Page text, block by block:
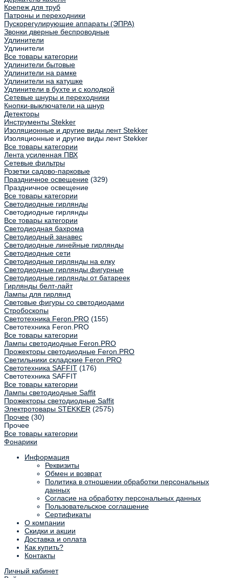
Крепеж для труб
Патроны и переходники
Пускорегулирующие аппараты (ЭПРА)
Звонки дверные беспроводные
Удлинители
Удлинители
Все товары категории
Удлинители бытовые
Удлинители на рамке
Удлинители на катушке
Удлинители в бухте и с колодкой
Сетевые шнуры и переходники
Кнопки-выключатели на шнур
Детекторы
Инструменты Stekker
Изоляционные и другие виды лент Stekker
Изоляционные и другие виды лент Stekker
Все товары категории
Лента усиленная ПВХ
Сетевые фильтры
Розетки садово-парковые
Праздничное освещение (329)
Праздничное освещение
Все товары категории
Светодиодные гирлянды
Светодиодные гирлянды
Все товары категории
Светодиодная бахрома
Светодиодный занавес
Светодиодные линейные гирлянды
Светодиодные сети
Светодиодные гирлянды на елку
Светодиодные гирлянды фигурные
Светодиодные гирлянды от батареек
Гирлянды белт-лайт
Лампы для гирлянд
Световые фигуры со светодиодами
Стробоскопы
Светотехника Feron.PRO (155)
Светотехника Feron.PRO
Все товары категории
Лампы светодиодные Feron.PRO
Прожекторы светодиодные Feron.PRO
Светильники складские Feron.PRO
Светотехника SAFFIT (176)
Светотехника SAFFIT
Все товары категории
Лампы светодиодные Saffit
Прожекторы светодиодные Saffit
Электротовары STEKKER (2575)
Прочее (30)
Прочее
Все товары категории
Фонарики
Информация
Реквизиты
Обмен и возврат
Политика в отношении обработки персональных
данных
Согласие на обработку персональных данных
Пользовательское соглашение
Сертификаты
О компании
Скидки и акции
Доставка и оплата
Как купить?
Контакты
Личный кабинет